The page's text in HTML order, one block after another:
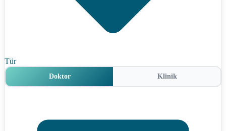
Tür
Doktor Klinik